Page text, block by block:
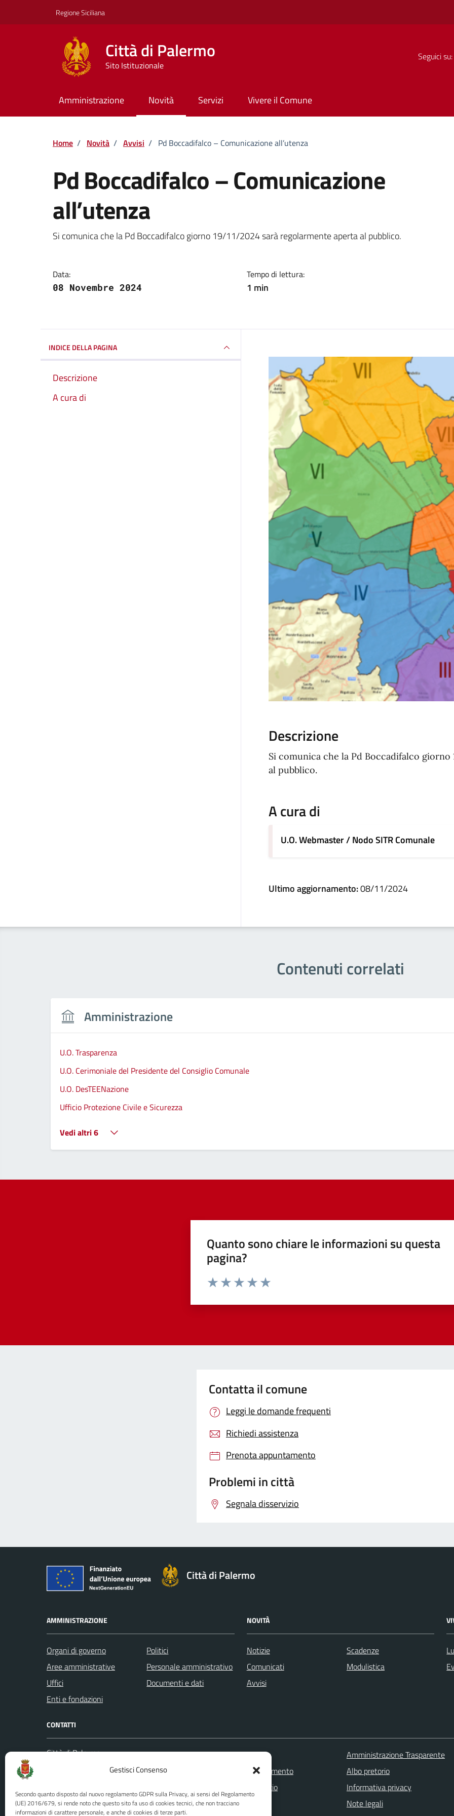
Gestisci Consenso
Secondo quanto disposto dal nuovo regolamento GDPR sulla Privacy, ai sensi del Regolamento
(UE) 2016/679, si rende noto che questo sito fa uso di cookies tecnici, che non tracciano
informazioni di carattere personale, e anche di cookies di terze parti.
Regione Siciliana
Città di Palermo
Sito Istituzionale
Seguici su:
Amministrazione Novità Servizi Vivere il Comune
Home / Novità / Avvisi / Pd Boccadifalco – Comunicazione all’utenza
Pd Boccadifalco – Comunicazione
all’utenza
Dettagli della notizia
Si comunica che la Pd Boccadifalco giorno 19/11/2024 sarà regolarmente aperta al pubblico.
Data:
08 Novembre 2024
Tempo di lettura:
1 min
INDICE DELLA PAGINA
Descrizione
A cura di
Descrizione
Si comunica che la Pd Boccadifalco
al pubblico.
A cura di
U.O. Webmaster / Nodo SITR Comunale
Ultimo aggiornamento:08/11/2024
Contenuti correlati
Amministrazione
U.O. Trasparenza
U.O. Cerimoniale del Presidente del Consiglio Comunale
U.O. DesTEENazione
Ufficio Protezione Civile e Sicurezza
Vedi altri 6
Quanto sono chiare le informazioni su questa
pagina?
Contatta il comune
Leggi le domande frequenti
Richiedi assistenza
Prenota appuntamento
Problemi in città
Segnala disservizio
Città di Palermo
AMMINISTRAZIONE
Organi di governo
Aree amministrative
Uffici
Enti e fondazioni
Politici
Personale amministrativo
Documenti e dati
NOVITÀ
Notizie
Comunicati
Avvisi
Scadenze
Modulistica
CONTATTI
Città di Palermo
Codice fiscale / P. IVA:80016350821
U.O. Ufficio Relazioni con il Pubblico
(URP)
Leggi le FAQ
Prenotazione appuntamento
Segnalazione disservizio
Richiesta assistenza
Amministrazione Trasparente
Albo pretorio
Informativa privacy
Note legali